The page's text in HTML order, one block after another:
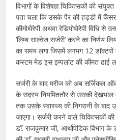
विभागों के विशेषज्ञ चिकित्सकों की
पता चला कि उसके पैर की हड्डी में
कीमोथैरेपी अथवा रेडियोथैरेपी विधि से
’लिम्ब साल्वेज सर्जरी’ करने का निर्णय
का समय लगा जिसमें लगभग 12 डाॅक्टरों
कस्टम मेड इस इम्पलांट की कीमत ढाई
सर्जरी के बाद मरीज को अब सर्जिकल
के सदस्य नियमिततौर से उसकी देखभाल
तक उसके स्वास्थ्य की निगरानी के बाद
जाएगा। सर्जरी करने वाले चिकित्सकों
डाॅ. राजकुमार जी, आर्थोपेडिक विभाग के